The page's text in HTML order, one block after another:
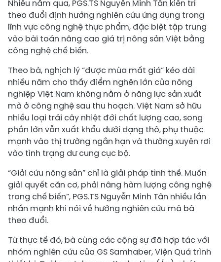
Nhiều năm qua, PGS.TS Nguyễn Minh Tân kiên trì
theo đuổi định hướng nghiên cứu ứng dụng trong
lĩnh vực công nghệ thực phẩm, đặc biệt tập trung
vào bài toán nâng cao giá trị nông sản Việt bằng
công nghệ chế biến.
Theo bà, nghịch lý “được mùa mất giá” kéo dài
nhiều năm cho thấy điểm nghẽn lớn của nông
nghiệp Việt Nam không nằm ở năng lực sản xuất
mà ở công nghệ sau thu hoạch. Việt Nam sở hữu
nhiều loại trái cây nhiệt đới chất lượng cao, song
phần lớn vẫn xuất khẩu dưới dạng thô, phụ thuộc
mạnh vào thị trường ngắn hạn và thường xuyên rơi
vào tình trạng dư cung cục bộ.
“Giải cứu nông sản” chỉ là giải pháp tình thế. Muốn
giải quyết căn cơ, phải nâng hàm lượng công nghệ
trong chế biến”, PGS.TS Nguyễn Minh Tân nhiều lần
nhấn mạnh khi nói về hướng nghiên cứu mà bà
theo đuổi.
Từ thực tế đó, bà cùng các cộng sự đã hợp tác với
nhóm nghiên cứu của GS Samhaber, Viện Quá trình